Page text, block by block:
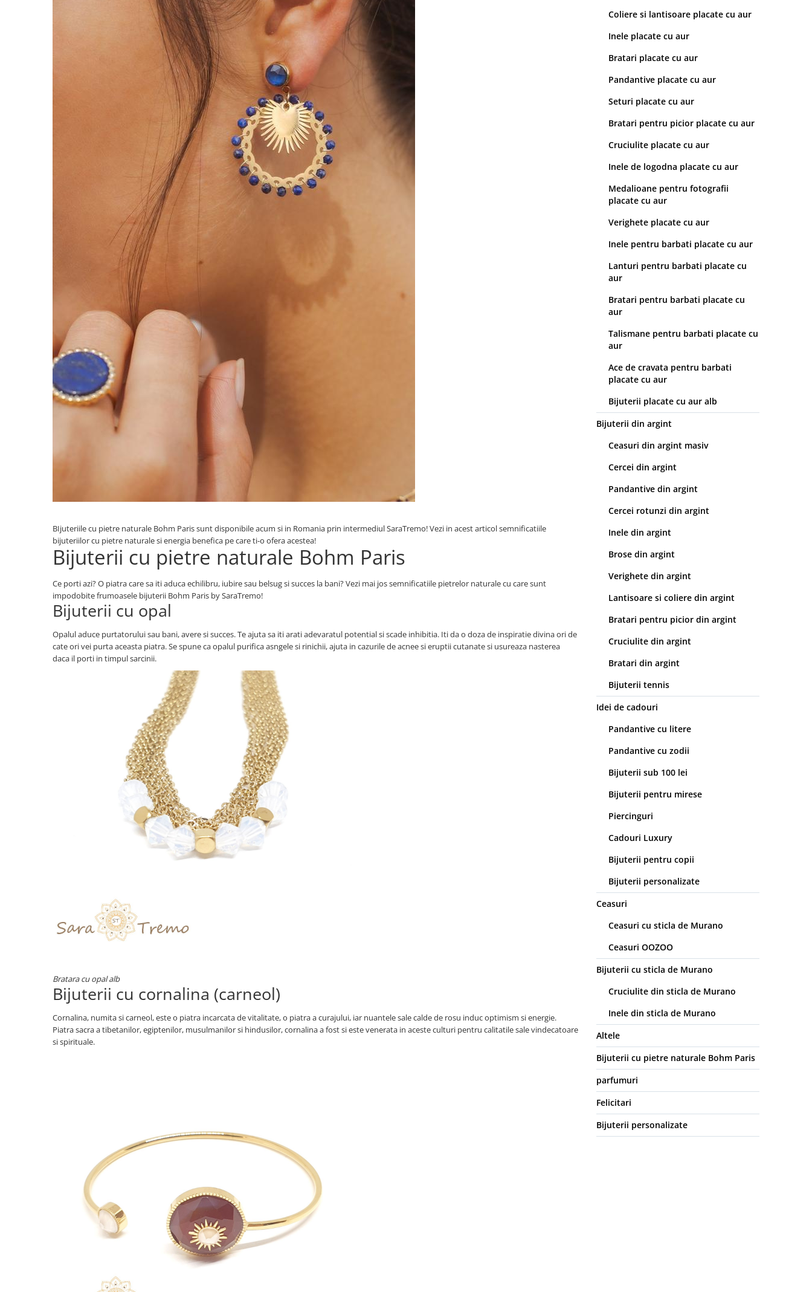
BIjuteriile cu pietre naturale Bohm Paris sunt disponibile acum si in Romania prin intermediul SaraTremo! Vezi in acest articol semnificatiile
bijuteriilor cu pietre naturale si energia benefica pe care ti-o ofera acestea!
Bijuterii cu pietre naturale Bohm Paris
Ce porti azi? O piatra care sa iti aduca echilibru, iubire sau belsug si succes la bani? Vezi mai jos semnificatiile pietrelor naturale cu care sunt
impodobite frumoasele bijuterii Bohm Paris by SaraTremo!
Bijuterii cu opal
Opalul aduce purtatorului sau bani, avere si succes. Te ajuta sa iti arati adevaratul potential si scade inhibitia. Iti da o doza de inspiratie divina ori de
cate ori vei purta aceasta piatra. Se spune ca opalul purifica asngele si rinichii, ajuta in cazurile de acnee si eruptii cutanate si usureaza nasterea
daca il porti in timpul sarcinii.
Bratara cu opal alb
Bijuterii cu cornalina (carneol)
Cornalina, numita si carneol, este o piatra incarcata de vitalitate, o piatra a curajului, iar nuantele sale calde de rosu induc optimism si energie.
Piatra sacra a tibetanilor, egiptenilor, musulmanilor si hindusilor, cornalina a fost si este venerata in aceste culturi pentru calitatile sale vindecatoare
si spirituale.
Coliere si lantisoare placate cu aur
Inele placate cu aur
Bratari placate cu aur
Pandantive placate cu aur
Seturi placate cu aur
Bratari pentru picior placate cu aur
Cruciulite placate cu aur
Inele de logodna placate cu aur
Medalioane pentru fotografii
placate cu aur
Verighete placate cu aur
Inele pentru barbati placate cu aur
Lanturi pentru barbati placate cu
aur
Bratari pentru barbati placate cu
aur
Talismane pentru barbati placate cu
aur
Ace de cravata pentru barbati
placate cu aur
Bijuterii placate cu aur alb
Bijuterii din argint
Ceasuri din argint masiv
Cercei din argint
Pandantive din argint
Cercei rotunzi din argint
Inele din argint
Brose din argint
Verighete din argint
Lantisoare si coliere din argint
Bratari pentru picior din argint
Cruciulite din argint
Bratari din argint
Bijuterii tennis
Idei de cadouri
Pandantive cu litere
Pandantive cu zodii
Bijuterii sub 100 lei
Bijuterii pentru mirese
Piercinguri
Cadouri Luxury
Bijuterii pentru copii
Bijuterii personalizate
Ceasuri
Ceasuri cu sticla de Murano
Ceasuri OOZOO
Bijuterii cu sticla de Murano
Cruciulite din sticla de Murano
Inele din sticla de Murano
Altele
Bijuterii cu pietre naturale Bohm Paris
parfumuri
Felicitari
Bijuterii personalizate